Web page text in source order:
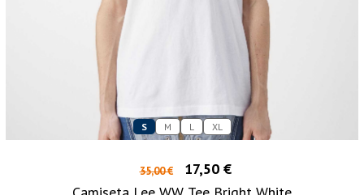
S M L XL
35,00 €
17,50 €